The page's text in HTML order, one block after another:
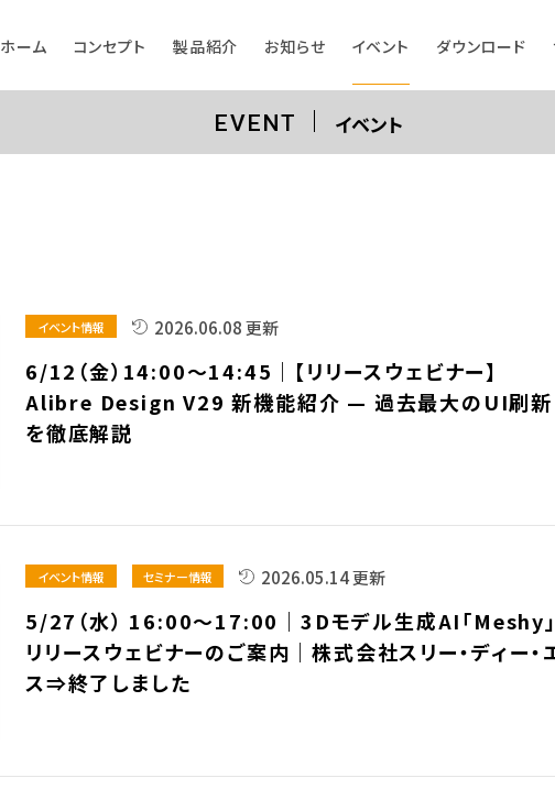
ホーム コンセプト 製品紹介 お知らせ イベント ダウンロード
EVENT イベント
イベント情報 2026.06.08 更新
6/12（金）14:00～14:45｜【リリースウェビナー】
Alibre Design V29 新機能紹介 — 過去最大のUI刷新
を徹底解説
イベント情報 セミナー情報 2026.05.14 更新
5/27（水） 16:00～17:00｜3Dモデル生成AI「Meshy
リリースウェビナーのご案内｜株式会社スリー・ディー・
ス⇒終了しました